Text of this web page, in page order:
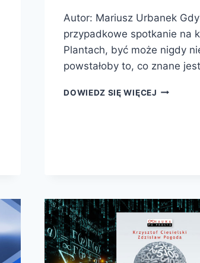
Autor: Mariusz Urbanek
przypadkowe spotkanie na
Plantach, być może nigdy
powstałoby to, co znane
DOWIEDZ SIĘ WIĘCEJ GENIALNI.